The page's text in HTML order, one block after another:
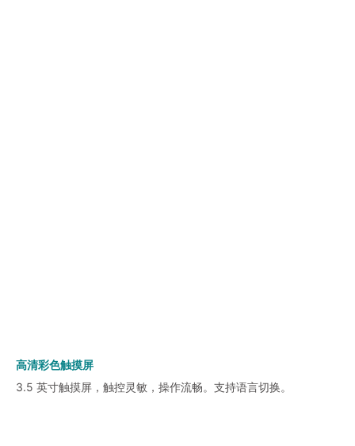
高清彩色触摸屏
3.5 英寸触摸屏，触控灵敏，操作流畅。支持语言切换。